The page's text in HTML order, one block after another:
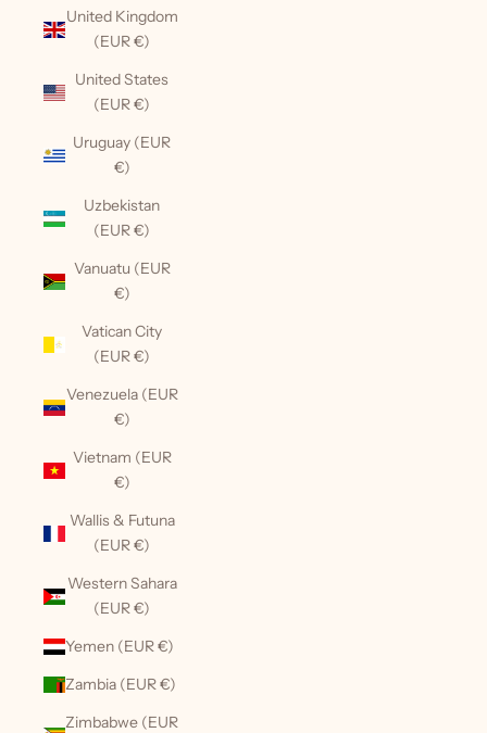
United Kingdom
(EUR €)
United States
(EUR €)
Uruguay (EUR
€)
Uzbekistan
(EUR €)
Vanuatu (EUR
€)
Vatican City
(EUR €)
Venezuela (EUR
€)
Vietnam (EUR
€)
Wallis & Futuna
(EUR €)
Western Sahara
(EUR €)
Yemen (EUR €)
Zambia (EUR €)
Zimbabwe (EUR